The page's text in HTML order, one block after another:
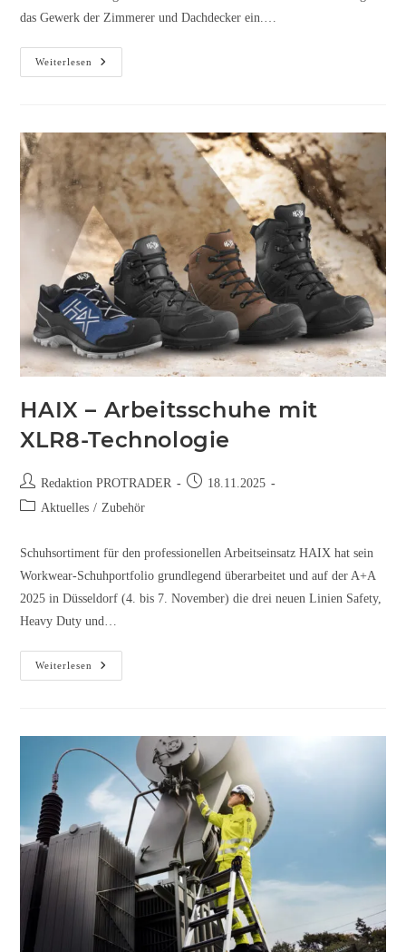
das Gewerk der Zimmerer und Dachdecker ein.…
Weiterlesen
HAIX – Arbeitsschuhe mit
XLR8-Technologie
Redaktion PROTRADER
18.11.2025
Aktuelles / Zubehör
Schuhsortiment für den professionellen Arbeitseinsatz HAIX hat sein
Workwear-Schuhportfolio grundlegend überarbeitet und auf der A+A
2025 in Düsseldorf (4. bis 7. November) die drei neuen Linien Safety,
Heavy Duty und…
Weiterlesen